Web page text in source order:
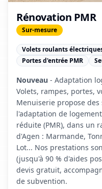
Rénovation PMR
Sur-mesure
Volets roulants
Portes d'entrée PMR
Nouveau - Adaptation
Volets, rampes, portes,
Menuiserie propose des
l'adaptation de
réduite (PMR), dans un
d'Agen : Marmande,
Lot... Nos prestations
(jusqu'à 90 % d'aides
devis gratuit,
de subvention.